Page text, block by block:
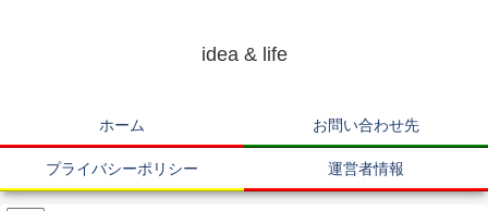
idea & life
ホーム お問い合わせ先
プライバシーポリシー 運営者情報